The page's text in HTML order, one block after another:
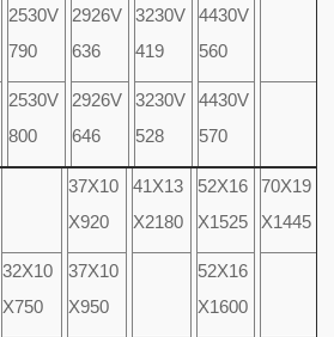
2530V
790
2926V
636
3230V
419
4430V
560
2530V
800
2926V
646
3230V
528
4430V
570
37X10
X920
41X13
X2180
52X16
X1525
70X19
X1445
32X10
X750
37X10
X950
52X16
X1600